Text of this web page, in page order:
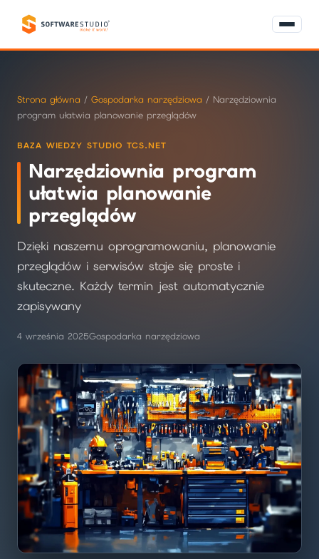
Strona główna / Gospodarka narzędziowa / Narzędziownia
program ułatwia planowanie przeglądów
BAZA WIEDZY STUDIO TCS.NET
Narzędziownia program
ułatwia planowanie
przeglądów
Dzięki naszemu oprogramowaniu, planowanie
przeglądów i serwisów staje się proste i
skuteczne. Każdy termin jest automatycznie
zapisywany
4 września 2025Gospodarka narzędziowa